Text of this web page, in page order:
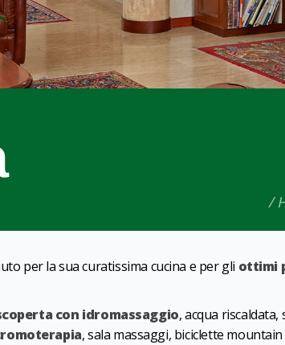
per la sua curatissima cucina e per gli ottimi
con idromassaggio, acqua riscaldata,
, sala massaggi, biciclette